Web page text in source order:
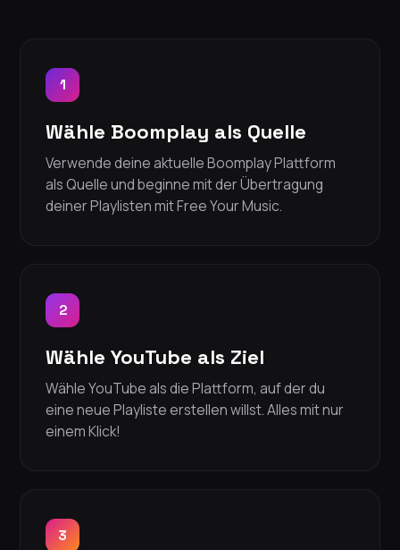
1
Wähle Boomplay als Quelle
Verwende deine aktuelle Boomplay Plattform
als Quelle und beginne mit der Übertragung
deiner Playlisten mit Free Your Music.
2
Wähle YouTube als Ziel
Wähle YouTube als die Plattform, auf der du
eine neue Playliste erstellen willst. Alles mit nur
einem Klick!
3